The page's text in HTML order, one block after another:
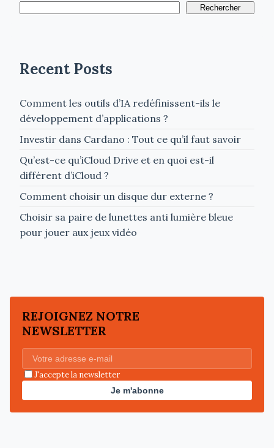
Rechercher
Recent Posts
Comment les outils d’IA redéfinissent-ils le
développement d’applications ?
Investir dans Cardano : Tout ce qu’il faut savoir
Qu’est-ce qu’iCloud Drive et en quoi est-il
différent d’iCloud ?
Comment choisir un disque dur externe ?
Choisir sa paire de lunettes anti lumière bleue
pour jouer aux jeux vidéo
REJOIGNEZ NOTRE
NEWSLETTER
J'accepte la newsletter
Je m'abonne